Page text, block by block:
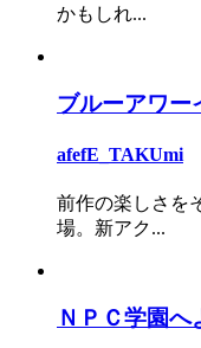
かもしれ...
ブルーアワー
afefE_TAKUmi
前作の楽しさを
場。新アク...
ＮＰＣ学園へ